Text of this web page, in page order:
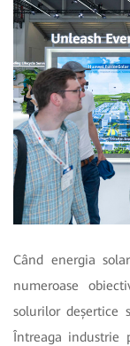
Când energia
numeroase
solurilor deșertice
Întreaga industrie